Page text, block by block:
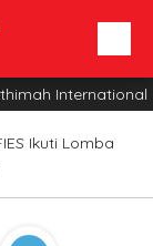
International
Ikuti Lomba